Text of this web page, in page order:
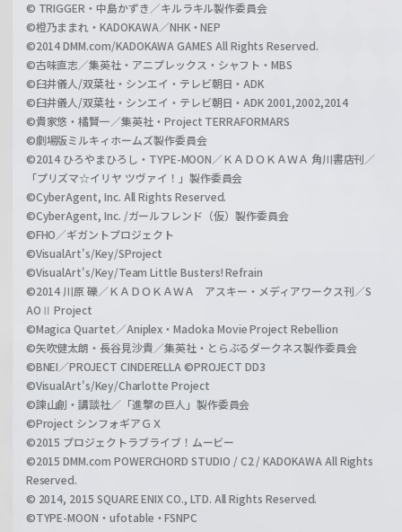
© TRIGGER・中島かずき／キルラキル製作委員会
©橙乃ままれ・KADOKAWA／NHK・NEP
©2014 DMM.com/KADOKAWA GAMES All Rights Reserved.
©古味直志／集英社・アニプレックス・シャフト・MBS
©臼井儀人/双葉社・シンエイ・テレビ朝日・ADK
©臼井儀人/双葉社・シンエイ・テレビ朝日・ADK 2001,2002,2014
©貴家悠・橘賢一／集英社・Project TERRAFORMARS
©劇場版ミルキィホームズ製作委員会
©2014 ひろやまひろし・TYPE-MOON／ＫＡＤＯＫＡＷＡ 角川書店刊／
「プリズマ☆イリヤ ツヴァイ！」製作委員会
©CyberAgent, Inc. All Rights Reserved.
©CyberAgent, Inc. /ガールフレンド（仮）製作委員会
©FHO／ギガントプロジェクト
©VisualArt's/Key/SProject
©VisualArt's/Key/Team Little Busters! Refrain
©2014 川原 礫／ＫＡＤＯＫＡＷＡ アスキー・メディアワークス刊／S
AOⅡ Project
©Magica Quartet／Aniplex・Madoka Movie Project Rebellion
©矢吹健太朗・長谷見沙貴／集英社・とらぶるダークネス製作委員会
©BNEI／PROJECT CINDERELLA ©PROJECT DD3
©VisualArt's/Key/Charlotte Project
©諫山創・講談社／「進撃の巨人」製作委員会
©Project シンフォギアＧＸ
©2015 プロジェクトラブライブ！ムービー
©2015 DMM.com POWERCHORD STUDIO / C2 / KADOKAWA All Rights
Reserved.
© 2014, 2015 SQUARE ENIX CO., LTD. All Rights Reserved.
©TYPE-MOON・ufotable・FSNPC